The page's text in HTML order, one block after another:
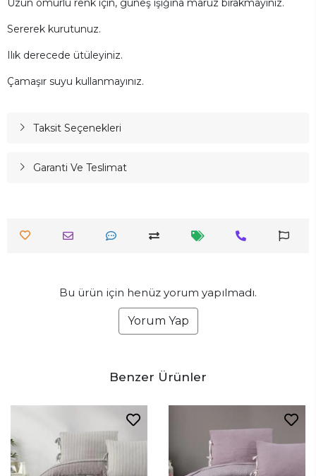
Sererek kurutunuz.
Ilık derecede ütüleyiniz.
Çamaşır suyu kullanmayınız.
Taksit Seçenekleri
Garanti Ve Teslimat
Bu ürün için henüz yorum yapılmadı.
Yorum Yap
Benzer Ürünler